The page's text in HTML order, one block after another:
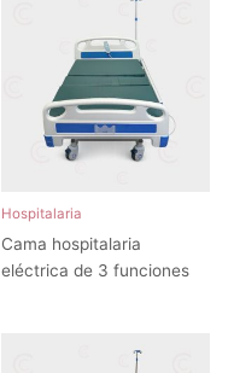
Hospitalaria
Cama hospitalaria
eléctrica de 3 funciones